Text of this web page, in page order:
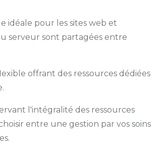
idéale pour les sites web et
serveur sont partagées entre
offrant des ressources dédiées
l'intégralité des ressources
entre une gestion par vos soins